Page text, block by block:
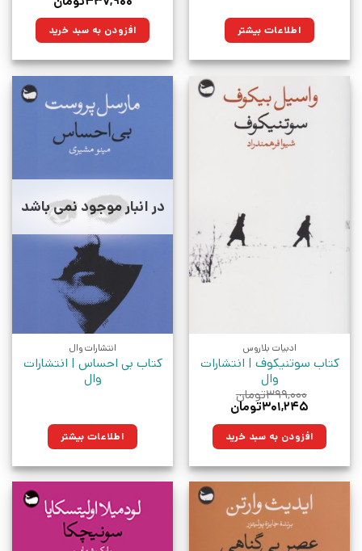
اطلاعات بیشتر ۵۸۰,۰۰۰تومان
بود.
۴۳۷,۹۰۰تومان.افزودن به سبد خرید
ادبیات بلاروس
کتاب سوتنیکوف | انتشارات
وال
۳۹۹,۰۰۰تومان
قیمت
۳۹۹,۰۰۰تومان
بود.
۳۰۱,۲۴۵تومان
۳۰۱,۲۴۵تومان.افزودن به سبد خرید
در انبار موجود نمی باشد
انتشارات وال
کتاب بی احساس | انتشارات
وال
اطلاعات بیشتر